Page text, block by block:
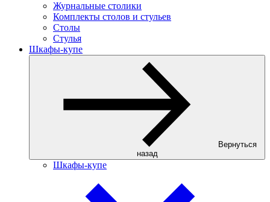
Журнальные столики
Комплекты столов и стульев
Столы
Стулья
Шкафы-купе
Вернуться
назад
Шкафы-купе